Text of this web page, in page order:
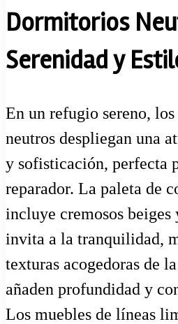
Dormitorios
Serenidad y
En un refugio sereno,
neutros despliegan una
y sofisticación, perfecta
reparador. La paleta de
incluye cremosos beiges
invita a la tranquilidad,
texturas acogedoras de
añaden profundidad y
Los muebles de líneas